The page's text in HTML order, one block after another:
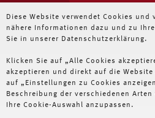
Diese Website verwendet Cookies und
nähere Informationen dazu und zu
Sie in unserer Datenschutzerklärung.
Klicken Sie auf „Alle Cookies
akzeptieren und direkt auf die
auf „Einstellungen zu Cookies
Beschreibung der verschiedenen
Ihre Cookie-Auswahl anzupassen.
Unser HAWE-Telegramm
Immer die neuesten Angebote für
JETZT ABONNIEREN